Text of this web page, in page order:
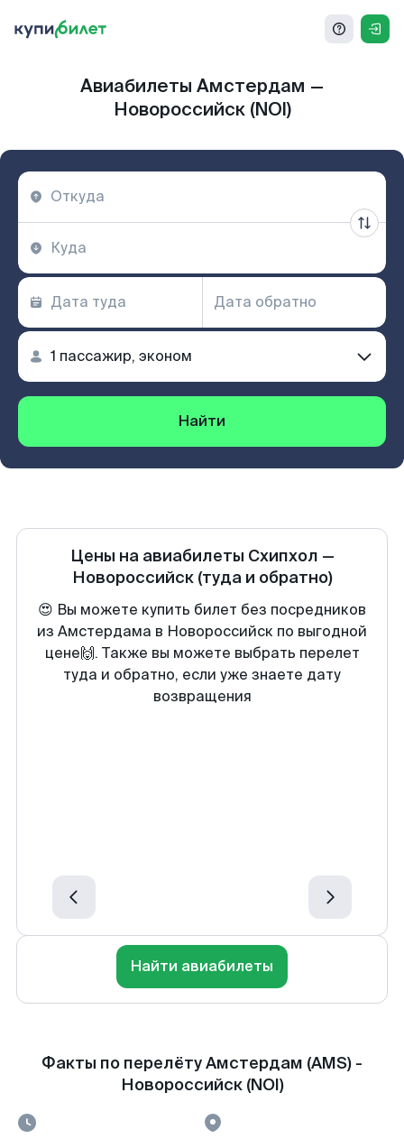
Авиабилеты Амстердам —
Новороссийск (NOI)
Найти
Цены на авиабилеты Схипхол —
Новороссийск (туда и обратно)
😍 Вы можете купить билет без посредников
из Амстердама в Новороссийск по выгодной
цене🙌. Также вы можете выбрать перелет
туда и обратно, если уже знаете дату
возвращения
Найти авиабилеты
Факты по перелёту Амстердам (AMS) -
Новороссийск (NOI)